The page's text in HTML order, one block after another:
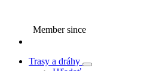
Member since
Trasy a dráhy